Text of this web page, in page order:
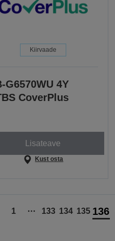
Kiirvaade
G6570WU 4Y
CoverPlus
Lisateave
Kust osta
1 ⋯ 133 134 135 136